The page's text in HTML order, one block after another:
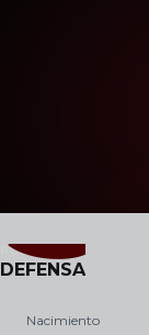
3
POSICIÓN
DEFENSA
Nacimiento